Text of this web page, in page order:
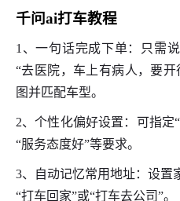
千问ai打车教程
1、一句话完成下单：只需
“去医院，车上有病人，要
图并匹配车型。
2、个性化偏好设置：可指定
“服务态度好”等要求。
3、自动记忆常用地址：设置
“打车回家”或“打车去公司”。